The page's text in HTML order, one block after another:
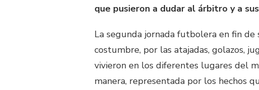
que pusieron a dudar al árbitro y a
La segunda jornada futbolera en fin de
costumbre, por las atajadas, golazos,
vivieron en los diferentes lugares del
manera, representada por los hechos